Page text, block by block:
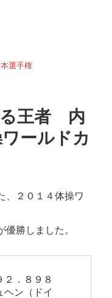
選手権
る王者 内
ールドカ
、２０１４体操ワ
勝しました。
２．８９８
ヘン（ドイ